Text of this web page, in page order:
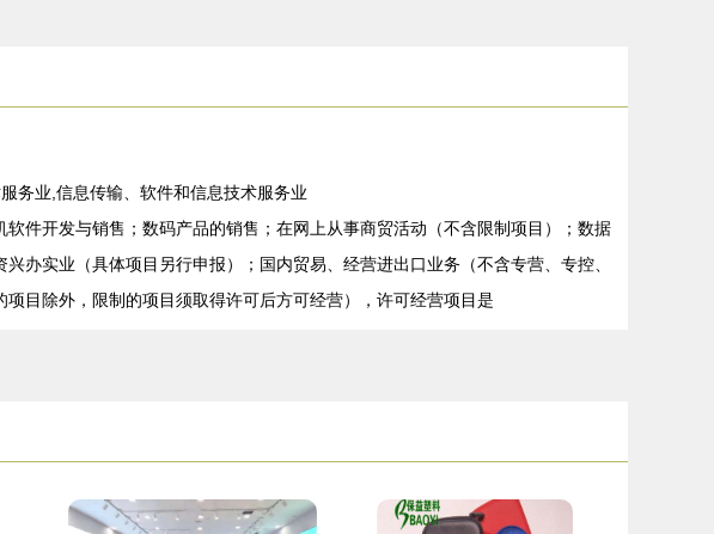
务业,信息传输、软件和信息技术服务业
件开发与销售；数码产品的销售；在网上从事商贸活动（不含限制项目）；数据
办实业（具体项目另行申报）；国内贸易、经营进出口业务（不含专营、专控、
目除外，限制的项目须取得许可后方可经营），许可经营项目是